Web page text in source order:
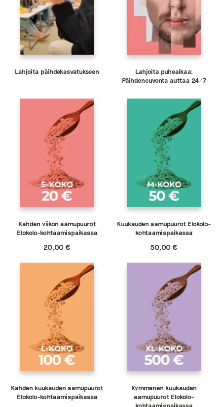
Lahjoita päihdekasvatukseen
Lahjoita puheaikaa:
Päihdeneuvonta auttaa 24/7
Kahden viikon aamupuurot
Elokolo-kohtaamispaikassa
20,00€
Kuukauden aamupuurot Elokolo-
kohtaamispaikassa
50,00€
Kahden kuukauden aamupuurot
Elokolo-kohtaamispaikassa
Kymmenen kuukauden
aamupuurot Elokolo-
kohtaamispaikassa